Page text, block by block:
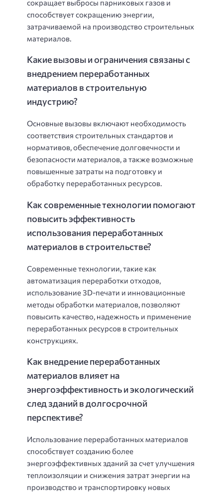
сокращает выбросы парниковых газов и
способствует сокращению энергии,
затрачиваемой на производство строительных
материалов.
Какие вызовы и ограничения связаны с
внедрением переработанных
материалов в строительную
индустрию?
Основные вызовы включают необходимость
соответствия строительных стандартов и
нормативов, обеспечение долговечности и
безопасности материалов, а также возможные
повышенные затраты на подготовку и
обработку переработанных ресурсов.
Как современные технологии помогают
повысить эффективность
использования переработанных
материалов в строительстве?
Современные технологии, такие как
автоматизация переработки отходов,
использование 3D-печати и инновационные
методы обработки материалов, позволяют
повысить качество, надежность и применение
переработанных ресурсов в строительных
конструкциях.
Как внедрение переработанных
материалов влияет на
энергоэффективность и экологический
след зданий в долгосрочной
перспективе?
Использование переработанных материалов
способствует созданию более
энергоэффективных зданий за счет улучшения
теплоизоляции и снижения затрат энергии на
производство и транспортировку новых